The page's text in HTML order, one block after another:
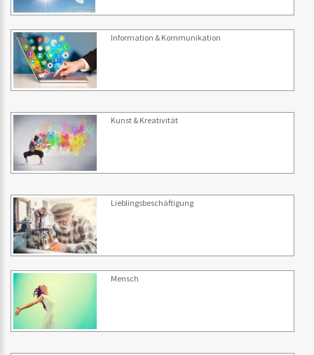
Information & Kommunikation
Kunst & Kreativität
Lieblingsbeschäftigung
Mensch